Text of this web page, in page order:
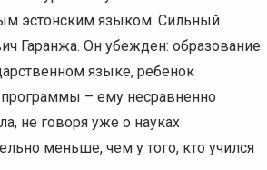
эстонским языком. Сильный
Гаранжа. Он убежден: образование
языке, ребенок
– ему несравненно
не говоря уже о науках
меньше, чем у того, кто учился